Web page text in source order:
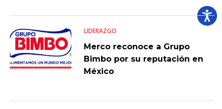
LIDERAZGO
Merco reconoce a Grupo
Bimbo por su reputación en
México